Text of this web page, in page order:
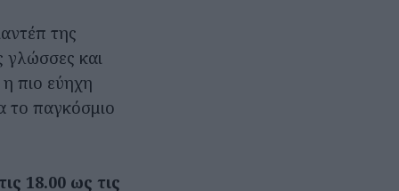
της
γλώσσες και
πιο εύηχη
το παγκόσμιο
18.00 ως τις